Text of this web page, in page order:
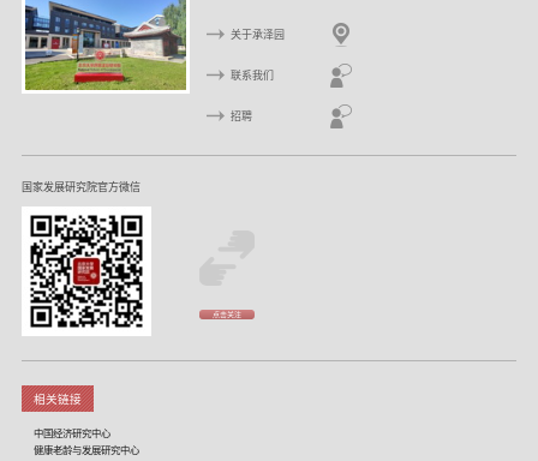
关于承泽园
联系我们
招聘
国家发展研究院官方微信
点击关注
相关链接
中国经济研究中心
健康老龄与发展研究中心